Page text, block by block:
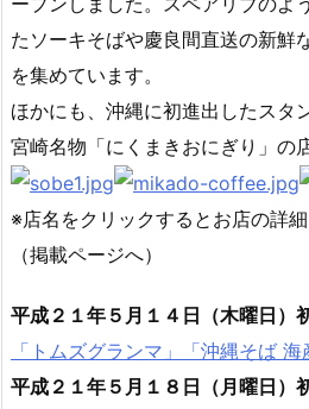
たソーキそばや慶良間直送の新鮮
を集めています。
ほかにも、沖縄に初進出したスタ
宮崎名物「にくまきおにぎり」の
※店名をクリックするとお店の詳
（掲載ページへ）
平成２１年５月１４日（木曜日）
「トムズグランマ」「沖縄そば 海
平成２１年５月１８日（月曜日）